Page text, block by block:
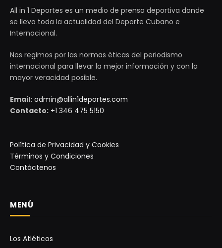
All in 1 Deportes es un medio de prensa deportiva donde
se lleva toda la actualidad del Deporte Cubano e
Internacional.
Nos regimos por las normas éticas del periodismo
internacional para llevar la mejor información y con la
mayor veracidad posible.
Email: admin@allin1deportes.com
Contacto: +1 346 475 5150
Política de Privacidad y Cookies
Términos y Condiciones
Contáctenos
MENÚ
Los Atléticos